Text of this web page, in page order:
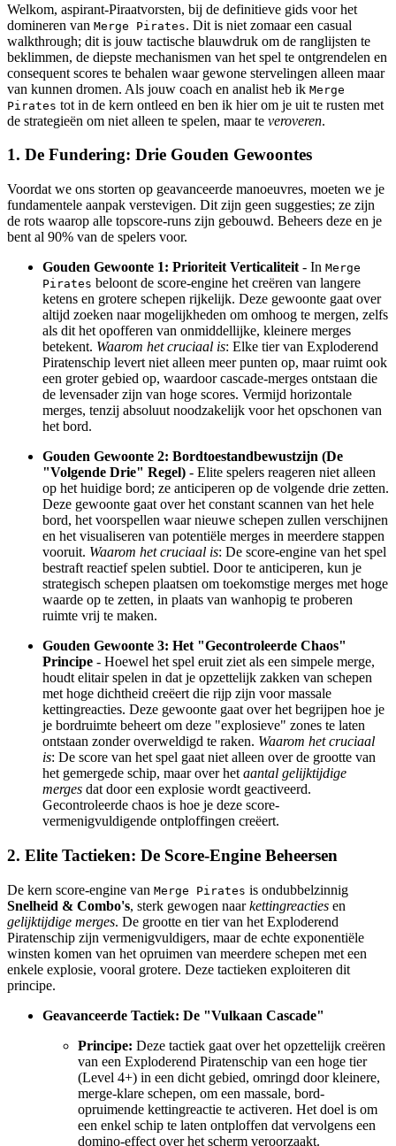
Welkom, aspirant-Piraatvorsten, bij de definitieve gids voor het
domineren van Merge Pirates. Dit is niet zomaar een casual
walkthrough; dit is jouw tactische blauwdruk om de ranglijsten te
beklimmen, de diepste mechanismen van het spel te ontgrendelen en
consequent scores te behalen waar gewone stervelingen alleen maar
van kunnen dromen. Als jouw coach en analist heb ik Merge
Pirates tot in de kern ontleed en ben ik hier om je uit te rusten met
de strategieën om niet alleen te spelen, maar te veroveren.
1. De Fundering: Drie Gouden Gewoontes
Voordat we ons storten op geavanceerde manoeuvres, moeten we je
fundamentele aanpak verstevigen. Dit zijn geen suggesties; ze zijn
de rots waarop alle topscore-runs zijn gebouwd. Beheers deze en je
bent al 90% van de spelers voor.
Gouden Gewoonte 1: Prioriteit Verticaliteit - In Merge
Pirates beloont de score-engine het creëren van langere
ketens en grotere schepen rijkelijk. Deze gewoonte gaat over
altijd zoeken naar mogelijkheden om omhoog te mergen, zelfs
als dit het opofferen van onmiddellijke, kleinere merges
betekent. Waarom het cruciaal is: Elke tier van Exploderend
Piratenschip levert niet alleen meer punten op, maar ruimt ook
een groter gebied op, waardoor cascade-merges ontstaan die
de levensader zijn van hoge scores. Vermijd horizontale
merges, tenzij absoluut noodzakelijk voor het opschonen van
het bord.
Gouden Gewoonte 2: Bordtoestandbewustzijn (De
"Volgende Drie" Regel) - Elite spelers reageren niet alleen
op het huidige bord; ze anticiperen op de volgende drie zetten.
Deze gewoonte gaat over het constant scannen van het hele
bord, het voorspellen waar nieuwe schepen zullen verschijnen
en het visualiseren van potentiële merges in meerdere stappen
vooruit. Waarom het cruciaal is: De score-engine van het spel
bestraft reactief spelen subtiel. Door te anticiperen, kun je
strategisch schepen plaatsen om toekomstige merges met hoge
waarde op te zetten, in plaats van wanhopig te proberen
ruimte vrij te maken.
Gouden Gewoonte 3: Het "Gecontroleerde Chaos"
Principe - Hoewel het spel eruit ziet als een simpele merge,
houdt elitair spelen in dat je opzettelijk zakken van schepen
met hoge dichtheid creëert die rijp zijn voor massale
kettingreacties. Deze gewoonte gaat over het begrijpen hoe je
je bordruimte beheert om deze "explosieve" zones te laten
ontstaan zonder overweldigd te raken. Waarom het cruciaal
is: De score van het spel gaat niet alleen over de grootte van
het gemergede schip, maar over het aantal gelijktijdige
merges dat door een explosie wordt geactiveerd.
Gecontroleerde chaos is hoe je deze score-
vermenigvuldigende ontploffingen creëert.
2. Elite Tactieken: De Score-Engine Beheersen
De kern score-engine van Merge Pirates is ondubbelzinnig
Snelheid & Combo's, sterk gewogen naarkettingreacties en
gelijktijdige merges. De grootte en tier van het Exploderend
Piratenschip zijn vermenigvuldigers, maar de echte exponentiële
winsten komen van het opruimen van meerdere schepen met een
enkele explosie, vooral grotere. Deze tactieken exploiteren dit
principe.
Geavanceerde Tactiek: De "Vulkaan Cascade"
Principe: Deze tactiek gaat over het opzettelijk creëren
van een Exploderend Piratenschip van een hoge tier
(Level 4+) in een dicht gebied, omringd door kleinere,
merge-klare schepen, om een massale, bord-
opruimende kettingreactie te activeren. Het doel is om
een enkel schip te laten ontploffen dat vervolgens een
domino-effect over het scherm veroorzaakt.